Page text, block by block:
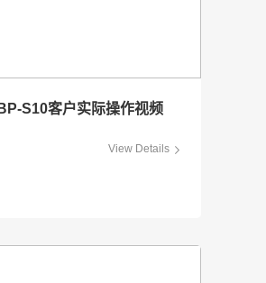
S10客户实际操作视频
View Details